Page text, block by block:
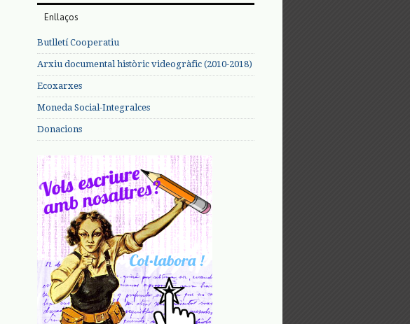
Enllaços
Butlletí Cooperatiu
Arxiu documental històric videogràfic (2010-2018)
Ecoxarxes
Moneda Social-Integralces
Donacions